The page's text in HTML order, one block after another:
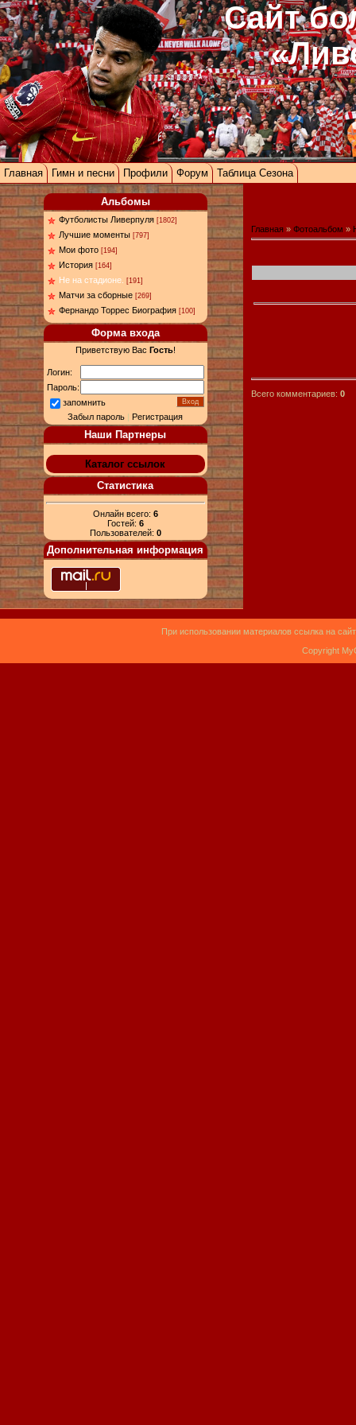
Сайт
Главная Гимн и песни Профили Форум Таблица Сезона
Альбомы
Футболисты Ливерпуля [1802]
Лучшие моменты [797]
Мои фото [194]
История [164]
Не на стадионе. [191]
Матчи за сборные [269]
Фернандо Торрес Биография [100]
Форма входа
Приветствую Вас Гость!
Логин:
Пароль:
запомнить
Забыл пароль |Регистрация
Наши Партнеры
Каталог ссылок
Статистика
Онлайн всего: 6
Гостей: 6
Пользователей: 0
Дополнительная информация
Главная » Фотоальбом »
Всего комментариев: 0
При использовании материалов ссылка на
Copyright